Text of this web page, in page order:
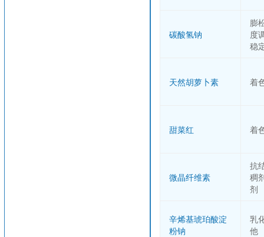
碳酸氢钠
膨
度
稳
天然胡萝卜素 着
甜菜红 着
微晶纤维素
抗
稠
剂
辛烯基琥珀酸淀
粉钠
乳
他